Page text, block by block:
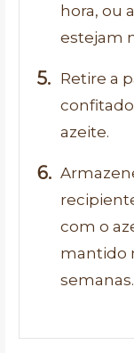
hora, ou
estejam
Retire a
azeite.
com o
mantido
semanas.